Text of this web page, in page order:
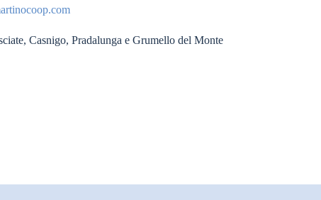
Casnigo, Pradalunga e Grumello del Monte